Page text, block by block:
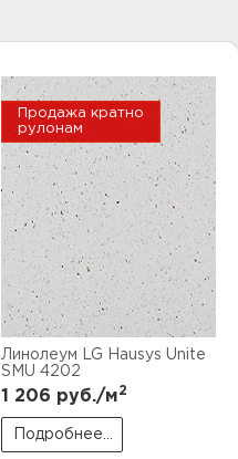
с
Продажа кратно
рулонам
Линолеум LG Hausys Unite
SMU 4202
1 206 руб./м2
Подробнее...